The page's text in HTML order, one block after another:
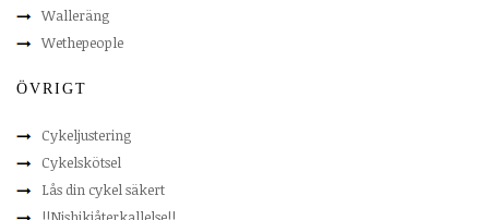
Walleräng
Wethepeople
ÖVRIGT
Cykeljustering
Cykelskötsel
Lås din cykel säkert